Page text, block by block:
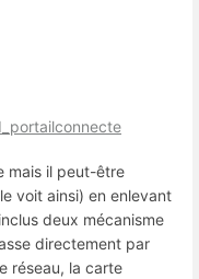
mais il peut-être
voit ainsi) en enlevant
deux mécanisme
directement par
réseau, la carte